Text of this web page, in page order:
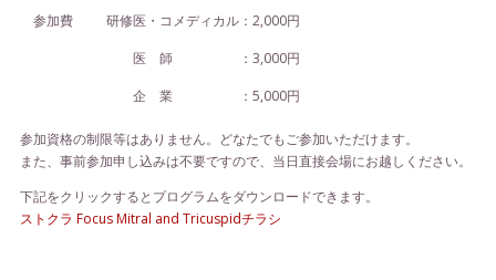
参加費
研修医・コメディカル：2,000円
医 師 ：3,000円
企 業 ：5,000円
参加資格の制限等はありません。どなたでもご参加いただけます。
また、事前参加申し込みは不要ですので、当日直接会場にお越しください。
下記をクリックするとプログラムをダウンロードできます。
ストクラ Focus Mitral and Tricuspidチラシ